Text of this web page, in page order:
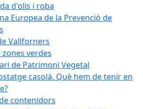
d'olis i roba
Europea de la Prevenció de
Vallforners
zones verdes
de Patrimoni Vegetal
casolà. Què hem de tenir en
contenidors